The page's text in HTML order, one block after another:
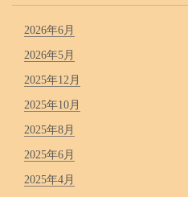
2026年6月
2026年5月
2025年12月
2025年10月
2025年8月
2025年6月
2025年4月